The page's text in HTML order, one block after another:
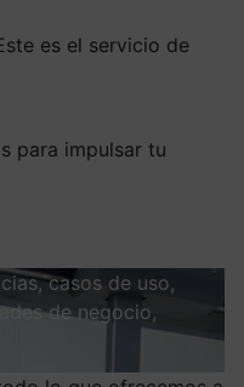
es el servicio de
para impulsar tu
casos de uso,
de negocio,